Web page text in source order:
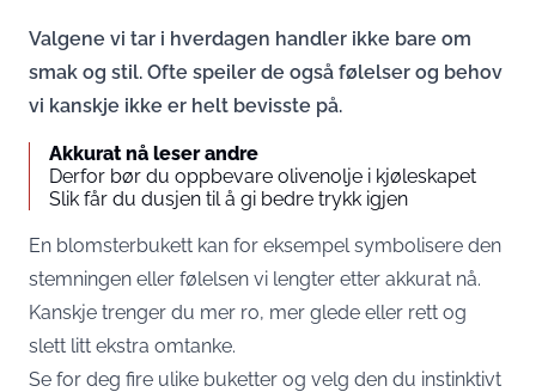
Valgene vi tar i hverdagen handler ikke bare om
smak og stil. Ofte speiler de også følelser og behov
vi kanskje ikke er helt bevisste på.
Akkurat nå leser andre
Derfor bør du oppbevare olivenolje i kjøleskapet
Slik får du dusjen til å gi bedre trykk igjen
En blomsterbukett kan for eksempel symbolisere den
stemningen eller følelsen vi lengter etter akkurat nå.
Kanskje trenger du mer ro, mer glede eller rett og
slett litt ekstra omtanke.
Se for deg fire ulike buketter og velg den du instinktivt